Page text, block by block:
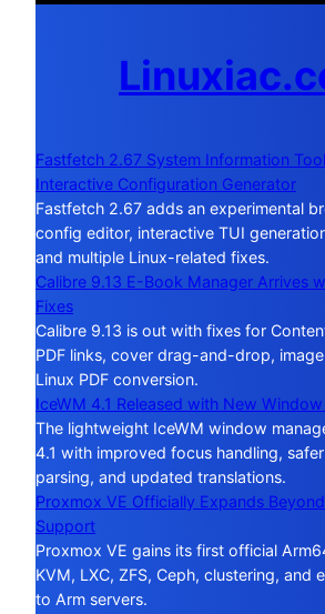
Fastfetch 2.67 System Information
Interactive Configuration Generator
Fastfetch 2.67 adds an experimental
config editor, interactive TUI
and multiple Linux-related fixes.
Calibre 9.13 E-Book Manager Arrives
Fixes
Calibre 9.13 is out with fixes for
PDF links, cover drag-and-drop,
Linux PDF conversion.
IceWM 4.1 Released with New
The lightweight IceWM window
4.1 with improved focus handling,
parsing, and updated translations.
Proxmox VE Officially Expands
Support
Proxmox VE gains its first official
KVM, LXC, ZFS, Ceph, clustering, and
to Arm servers.